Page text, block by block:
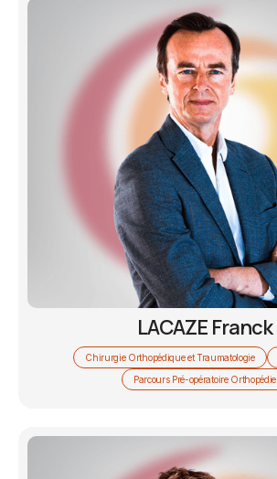
LACAZE Franck
Chirurgie Orthopédique et Traumatologie
Parcours Pré-opératoire Orthopédie